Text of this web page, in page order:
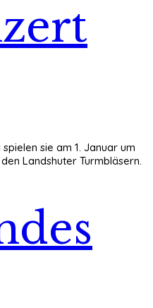
sie am 1. Januar um
Landshuter Turmbläsern.